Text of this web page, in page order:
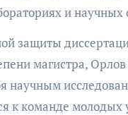
и научных
защиты
магистра,
научным
к команде молодых